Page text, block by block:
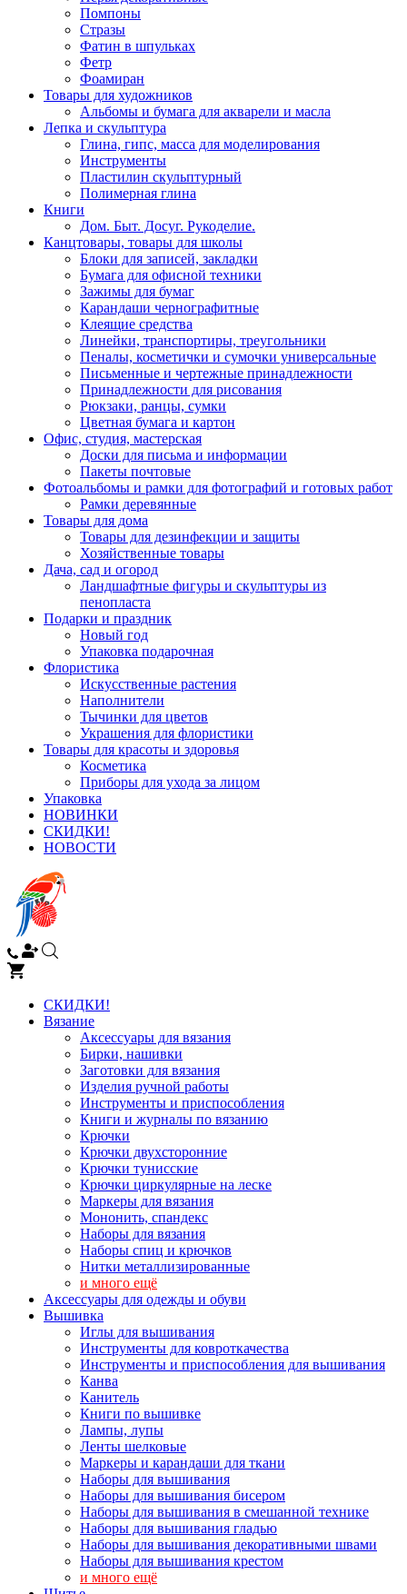
Помпоны
Стразы
Фатин в шпульках
Фетр
Фоамиран
Товары для художников
Альбомы и бумага для акварели и масла
Лепка и скульптура
Глина, гипс, масса для моделирования
Инструменты
Пластилин скульптурный
Полимерная глина
Книги
Дом. Быт. Досуг. Рукоделие.
Канцтовары, товары для школы
Блоки для записей, закладки
Бумага для офисной техники
Зажимы для бумаг
Карандаши чернографитные
Клеящие средства
Линейки, транспортиры, треугольники
Пеналы, косметички и сумочки универсальные
Письменные и чертежные принадлежности
Принадлежности для рисования
Рюкзаки, ранцы, сумки
Цветная бумага и картон
Офис, студия, мастерская
Доски для письма и информации
Пакеты почтовые
Фотоальбомы и рамки для фотографий и готовых работ
Рамки деревянные
Товары для дома
Товары для дезинфекции и защиты
Хозяйственные товары
Дача, сад и огород
Ландшафтные фигуры и скульптуры из
пенопласта
Подарки и праздник
Новый год
Упаковка подарочная
Флористика
Искусственные растения
Наполнители
Тычинки для цветов
Украшения для флористики
Товары для красоты и здоровья
Косметика
Приборы для ухода за лицом
Упаковка
НОВИНКИ
СКИДКИ!
НОВОСТИ
СКИДКИ!
Вязание
Аксессуары для вязания
Бирки, нашивки
Заготовки для вязания
Изделия ручной работы
Инструменты и приспособления
Книги и журналы по вязанию
Крючки
Крючки двухсторонние
Крючки тунисские
Крючки циркулярные на леске
Маркеры для вязания
Мононить, спандекс
Наборы для вязания
Наборы спиц и крючков
Нитки металлизированные
и много ещё
Аксессуары для одежды и обуви
Вышивка
Иглы для вышивания
Инструменты для ковроткачества
Инструменты и приспособления для вышивания
Канва
Канитель
Книги по вышивке
Лампы, лупы
Ленты шелковые
Маркеры и карандаши для ткани
Наборы для вышивания
Наборы для вышивания бисером
Наборы для вышивания в смешанной технике
Наборы для вышивания гладью
Наборы для вышивания декоративными швами
Наборы для вышивания крестом
и много ещё